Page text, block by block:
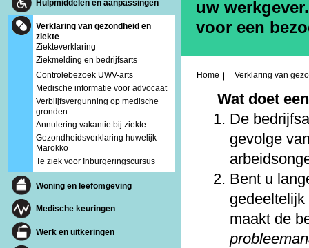
Hulpmiddelen en aanpassingen
Verklaring van gezondheid en
ziekte
Ziekteverklaring
Ziekmelding en bedrijfsarts
Controlebezoek UWV-arts
Medische informatie voor advocaat
Verblijfsvergunning op medische
gronden
Annulering vakantie bij ziekte
Gezondheidsverklaring huwelijk
Marokko
Te ziek voor Inburgeringscursus
Woning en leefomgeving
Medische keuringen
Werk en uitkeringen
uw
voor een
Home Verklaring van
Wat doet
De
gevolge
Bent u
maakt de